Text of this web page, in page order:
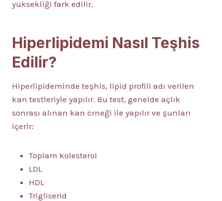
yüksekliği fark edilir.
Hiperlipidemi Nasıl Teşhis
Edilir?
Hiperlipideminde teşhis, lipid profili adı verilen
kan testleriyle yapılır. Bu test, genelde açlık
sonrası alınan kan örneği ile yapılır ve şunları
içerir:
Toplam kolesterol
LDL
HDL
Trigliserid